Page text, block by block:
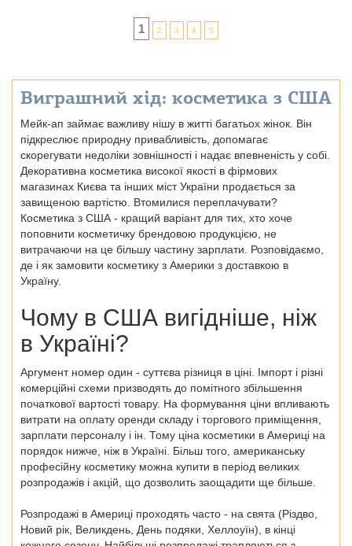
1 2 3 4 5
Виграшний хід: косметика з США
Мейк-ап займає важливу нішу в житті багатьох жінок. Він
підкреслює природну привабливість, допомагає
скорегувати недоліки зовнішності і надає впевненість у собі.
Декоративна косметика високої якості в фірмових
магазинах Києва та інших міст України продається за
завищеною вартістю. Втомилися переплачувати?
Косметика з США - кращий варіант для тих, хто хоче
поповнити косметичку брендовою продукцією, не
витрачаючи на це більшу частину зарплати. Розповідаємо,
де і як замовити косметику з Америки з доставкою в
Україну.
Чому в США вигідніше, ніж
в Україні?
Аргумент номер один - суттєва різниця в ціні. Імпорт і різні
комерційні схеми призводять до помітного збільшення
початкової вартості товару. На формування ціни впливають
витрати на оплату оренди складу і торгового приміщення,
зарплати персоналу і ін. Тому ціна косметики в Америці на
порядок нижче, ніж в Україні. Більш того, американську
професійну косметику можна купити в період великих
розпродажів і акцій, що дозволить заощадити ще більше.
Розпродажі в Америці проходять часто - на свята (Різдво,
Новий рік, Великдень, День подяки, Хеллоуїн), в кінці